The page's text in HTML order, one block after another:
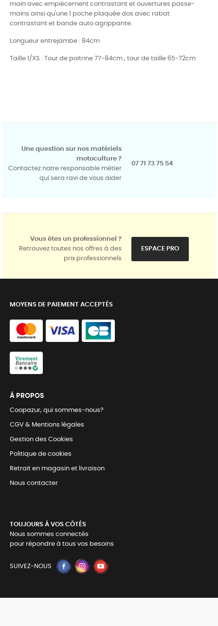
main avec empiècement contrastant et ouvertures passe-
mains ainsi qu'une 1 poche plaquée dos avec rabat
contrastant et bande auto agrippante.
Longueur entrejambe : 84cm
Taille 1/XS : Tour de poitrine 77-84cm , tour de taille 65-72cm
Une question sur nos matériels
motoculture ?
Contactez notre responsable métier
qui sera ravi de vous aider
07 71 73 75 54
Vous êtes un professionnel ?
Retrouvez toutes nos offres à des
prix professionnels
ESPACE PRO
MOYENS DE PAIEMENT ACCEPTÉS
Á PROPOS
Coopazur, qui sommes-nous?
CGV & Mentions légales
Gestion des Cookies
Politique de cookies
Retrait en magasin et livraison
Nous contacter
TOUJOURS Á VOS CÔTÉS
Nous sommes connectés
pour répondre à tous vos besoins
SUIVEZ-NOUS